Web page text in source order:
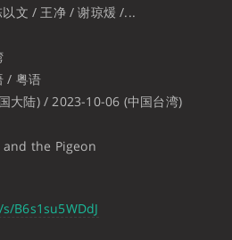
文 / 王净 / 谢琼煖 /...
/ 粤语
大陆) / 2023-10-06 (中国台湾)
and the Pigeon
B6s1su5WDdJ